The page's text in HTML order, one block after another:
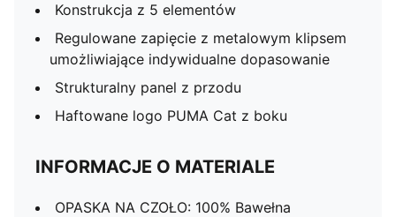
Konstrukcja z 5 elementów
Regulowane zapięcie z metalowym klipsem
umożliwiające indywidualne dopasowanie
Strukturalny panel z przodu
Haftowane logo PUMA Cat z boku
INFORMACJE O MATERIALE
OPASKA NA CZOŁO: 100% Bawełna